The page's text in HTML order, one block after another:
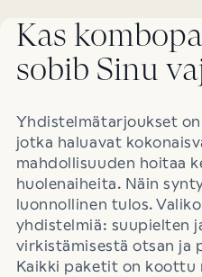
Kas
sobib Sinu
Yhdistelmätarjoukset
jotka haluavat
mahdollisuuden hoitaa
huolenaiheita. Näin
luonnollinen tulos.
yhdistelmiä: suupielten
virkistämisestä otsan ja
Kaikki paketit on koottu